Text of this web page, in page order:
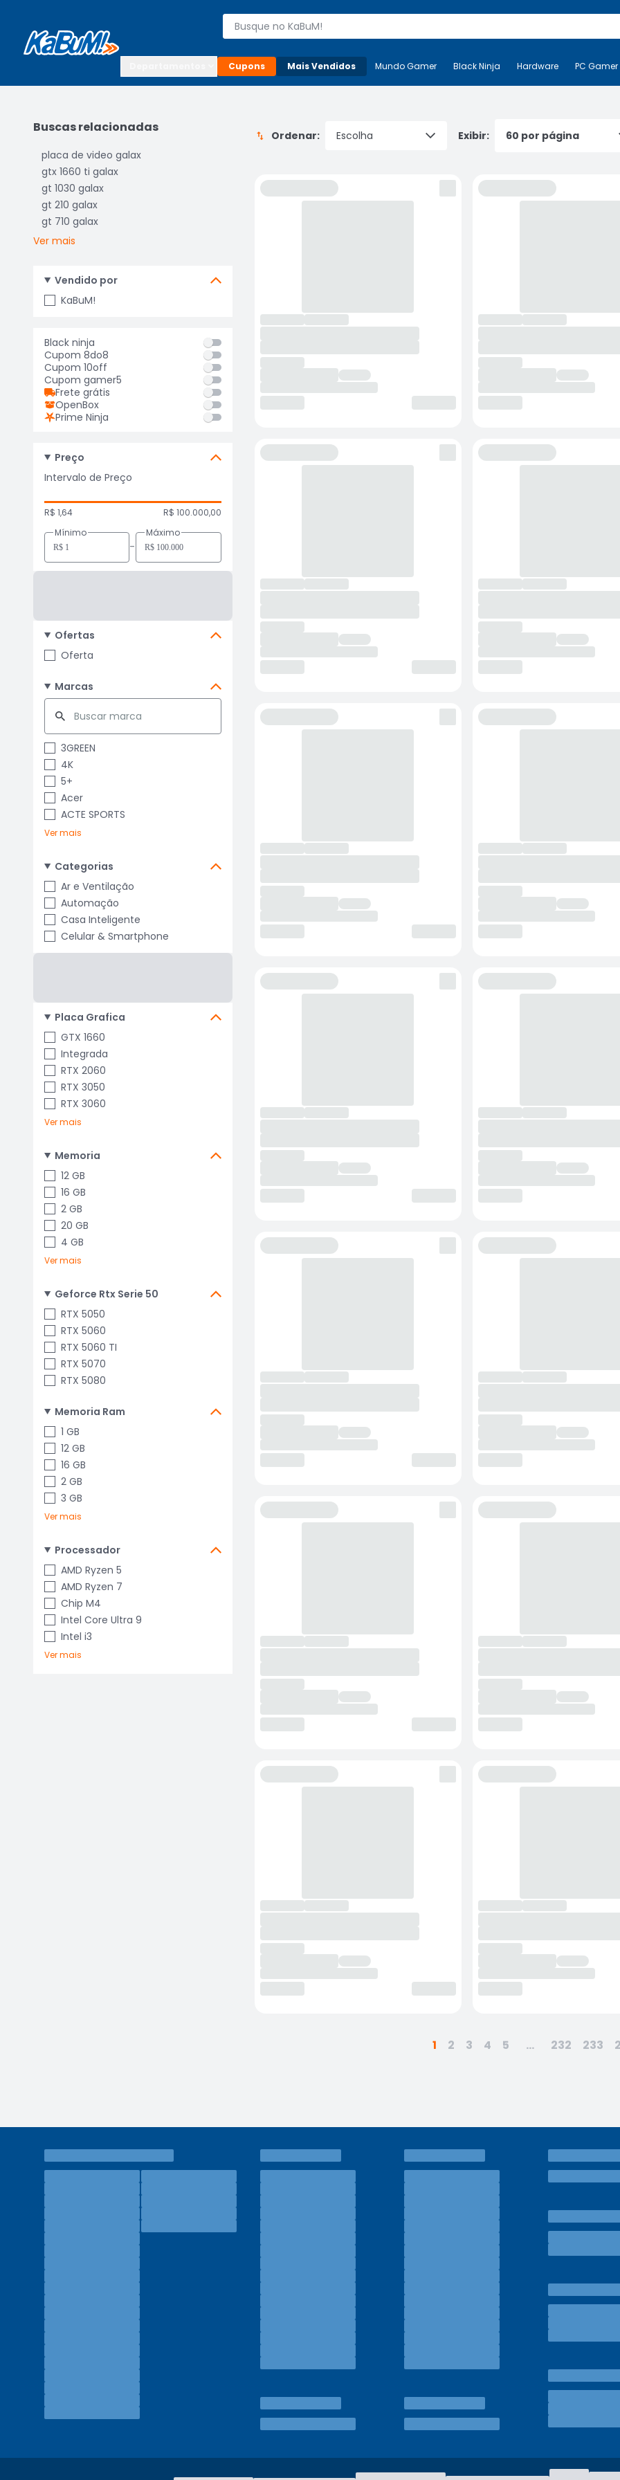
Buscar produtos
Cupons Mais Vendidos Mais-v- Mundo Gamer Black Ninja Hardware
Mundo Gamer Black Ninja Hardware PC Gamer
Buscas relacionadas
placa de video galax
gtx 1660 ti galax
gt 1030 galax
gt 210 galax
gt 710 galax
Ver mais
Vendido por
KaBuM!
Black ninja
Cupom 8do8
Cupom 10off
Cupom gamer5
Frete grátis
OpenBox
Prime Ninja
Preço
Intervalo de Preço
R$ 1,64
R$ 100.000,00
Mínimo
-
Máximo
Ofertas
Oferta
Marcas
3GREEN
4K
5+
Acer
ACTE SPORTS
Ver mais
Categorias
Ar e Ventilação
Automação
Casa Inteligente
Celular & Smartphone
Placa Grafica
GTX 1660
Integrada
RTX 2060
RTX 3050
RTX 3060
Ver mais
Memoria
12 GB
16 GB
2 GB
20 GB
4 GB
Ver mais
Geforce Rtx Serie 50
RTX 5050
RTX 5060
RTX 5060 TI
RTX 5070
RTX 5080
Memoria Ram
1 GB
12 GB
16 GB
2 GB
3 GB
Ver mais
Processador
AMD Ryzen 5
AMD Ryzen 7
Chip M4
Intel Core Ultra 9
Intel i3
Ver mais
Ordenar: Exibir:
1 2 3 4 5 ... 232 233